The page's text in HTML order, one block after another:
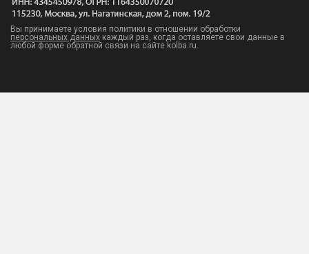
Вы принимаете условия политики в отношении обработки
персональных данных каждый раз, когда оставляете свои данные в
любой форме обратной связи на сайте kolba.ru.